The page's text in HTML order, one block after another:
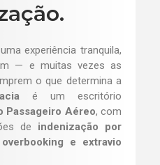
experiência tranquila,
— e muitas vezes as
o que determina a
é um escritório
Passageiro Aéreo, com
de indenização por
e extravio